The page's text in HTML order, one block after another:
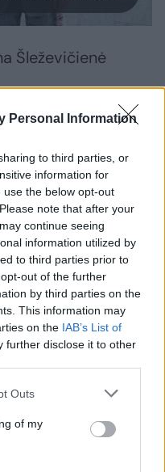
Personal Information
to third parties, or
information for
the below opt-out
note that after your
continue seeing
information utilized by
to third parties prior to
out of the further
by third parties on the
This information may
on the IAB’s List of
further disclose it to other
Outs
of my
Šleževičienė
mylimo vyro
kad visi
ir atsisveikinti,
šviesų atminimą.
ir palaikymą
– rašė